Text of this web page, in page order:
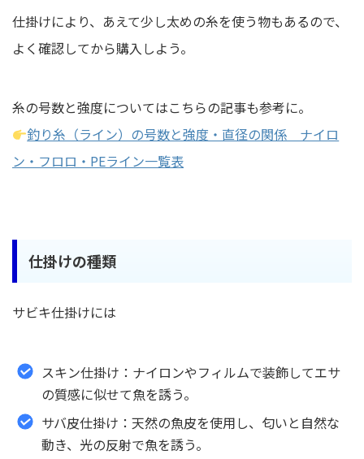
仕掛けにより、あえて少し太めの糸を使う物もあるので、
よく確認してから購入しよう。
糸の号数と強度についてはこちらの記事も参考に。
釣り糸（ライン）の号数と強度・直径の関係 ナイロ
ン・フロロ・PEライン一覧表
仕掛けの種類
サビキ仕掛けには
スキン仕掛け：ナイロンやフィルムで装飾してエサ
の質感に似せて魚を誘う。
サバ皮仕掛け：天然の魚皮を使用し、匂いと自然な
動き、光の反射で魚を誘う。